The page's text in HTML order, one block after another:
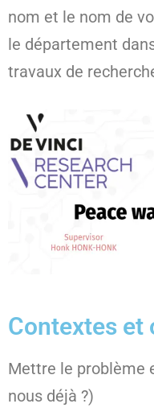
nom et le nom de
le département
travaux de
Contextes
Mettre le problème
nous déjà ?)